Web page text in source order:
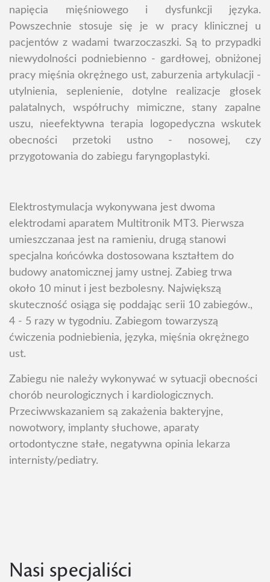
napięcia mięśniowego i dysfunkcji języka.
Powszechnie stosuje się je w pracy klinicznej u
pacjentów z wadami twarzoczaszki. Są to przypadki
niewydolności podniebienno - gardłowej, obniżonej
pracy mięśnia okrężnego ust, zaburzenia artykulacji -
utylnienia, seplenienie, dotylne realizacje głosek
palatalnych, współruchy mimiczne, stany zapalne
uszu, nieefektywna terapia logopedyczna wskutek
obecności przetoki ustno - nosowej, czy
przygotowania do zabiegu faryngoplastyki.
Elektrostymulacja wykonywana jest dwoma
elektrodami aparatem Multitronik MT3. Pierwsza
umieszczanaa jest na ramieniu, drugą stanowi
specjalna końcówka dostosowana kształtem do
budowy anatomicznej jamy ustnej. Zabieg trwa
około 10 minut i jest bezbolesny. Największą
skuteczność osiąga się poddając serii 10 zabiegów.,
4 - 5 razy w tygodniu. Zabiegom towarzyszą
ćwiczenia podniebienia, języka, mięśnia okrężnego
ust.
Zabiegu nie należy wykonywać w sytuacji obecności
chorób neurologicznych i kardiologicznych.
Przeciwwskazaniem są zakażenia bakteryjne,
nowotwory, implanty słuchowe, aparaty
ortodontyczne stałe, negatywna opinia lekarza
internisty/pediatry.
Nasi specjaliści